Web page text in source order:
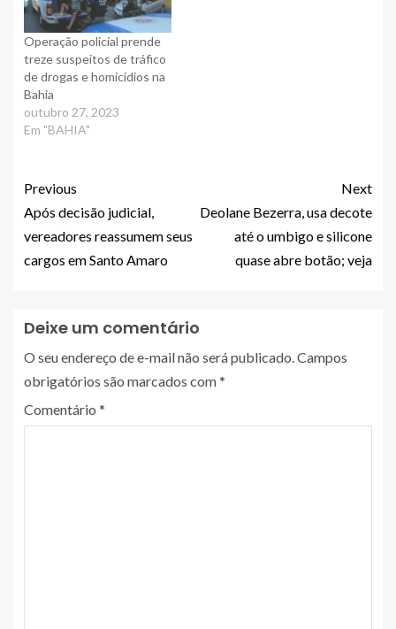
Operação policial prende
treze suspeitos de tráfico
de drogas e homicídios na
Bahia
outubro 27, 2023
Em "BAHIA"
Previous
Após decisão judicial,
vereadores reassumem seus
cargos em Santo Amaro
Next
Deolane Bezerra, usa decote
até o umbigo e silicone
quase abre botão; veja
Deixe um comentário
O seu endereço de e-mail não será publicado. Campos
obrigatórios são marcados com*
Comentário *